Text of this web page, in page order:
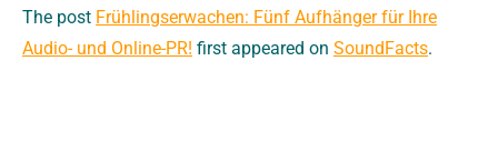
The post Frühlingserwachen: Fünf Aufhänger für Ihre
Audio- und Online-PR! first appeared on SoundFacts.